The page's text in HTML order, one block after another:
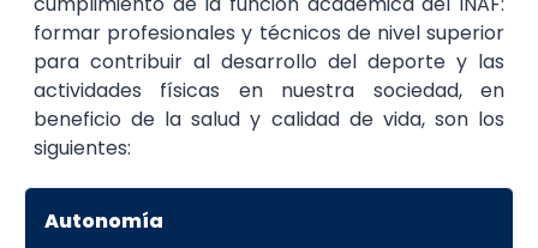
formar profesionales y técnicos de nivel superior
para contribuir al desarrollo del deporte y las
actividades físicas en nuestra sociedad, en
beneficio de la salud y calidad de vida, son los
siguientes:
Autonomía